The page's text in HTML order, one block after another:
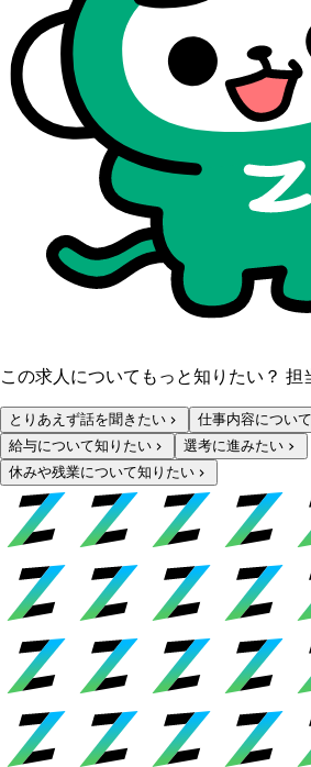
この求人についてもっと知りたい？ 担
とりあえず話を聞きたい
仕事内容につい
給与について知りたい
選考に進みたい
休みや残業について知りたい